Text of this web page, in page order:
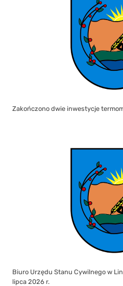
Zakończono dwie inwestycje
Biuro Urzędu Stanu Cywilnego w
lipca 2026 r.